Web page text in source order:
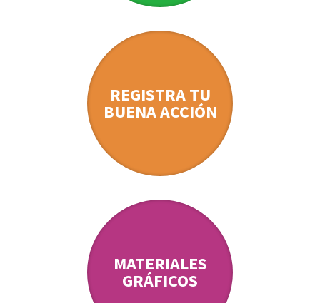
REGISTRA TU
BUENA ACCIÓN
MATERIALES
GRÁFICOS